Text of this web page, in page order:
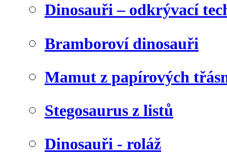
Dinosauři – odkrývací
Bramboroví dinosauři
Mamut z papírových
Stegosaurus z listů
Dinosauři - roláž